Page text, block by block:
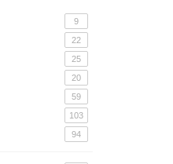
9
22
25
20
59
103
94